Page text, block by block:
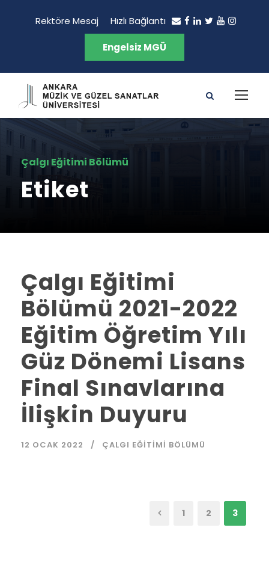
Rektöre Mesaj Hızlı Bağlantı
Engelsiz MGÜ
Çalgı Eğitimi Bölümü
Etiket
Çalgı Eğitimi
Bölümü 2021-2022
Eğitim Öğretim Yılı
Güz Dönemi Lisans
Final Sınavlarına
İlişkin Duyuru
12 OCAK 2022 ÇALGI EĞITIMI BÖLÜMÜ
1 2 3